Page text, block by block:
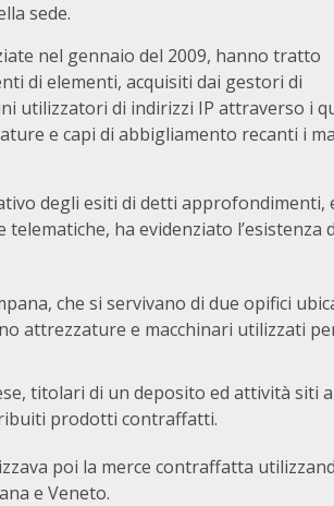
sede.
nel gennaio del 2009, hanno tratto
di elementi, acquisiti dai gestori di
utilizzatori di indirizzi IP attraverso i
e capi di abbigliamento recanti i
degli esiti di detti approfondimenti,
ha evidenziato
che si servivano di due opifici
attrezzature e macchinari utilizzati
titolari di un deposito ed attività siti
prodotti contraffatti.
poi la merce contraffatta
e Veneto.